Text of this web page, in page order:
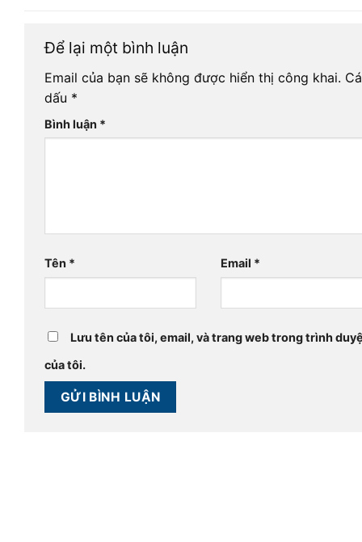
Để lại một bình luận
Email của bạn sẽ không được hiển thị công khai.
dấu *
Bình luận *
Tên * Email *
Lưu tên của tôi, email, và trang web trong trình
của tôi.